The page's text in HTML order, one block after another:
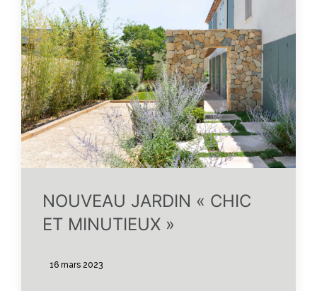
NOUVEAU JARDIN « CHIC
ET MINUTIEUX »
16 mars 2023